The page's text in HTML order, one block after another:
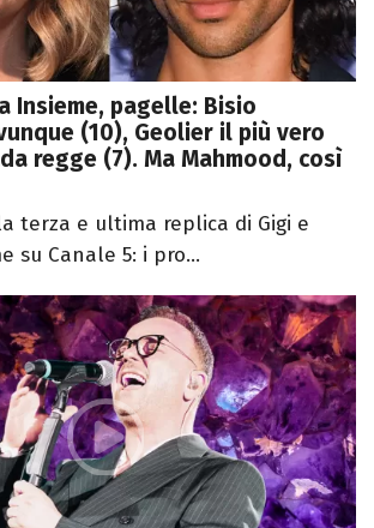
Insieme, pagelle: Bisio
(10), Geolier il più vero
regge (7). Ma Mahmood, così
terza e ultima replica di Gigi e
su Canale 5: i pro...